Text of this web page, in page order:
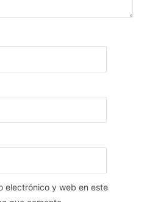
electrónico y web en este